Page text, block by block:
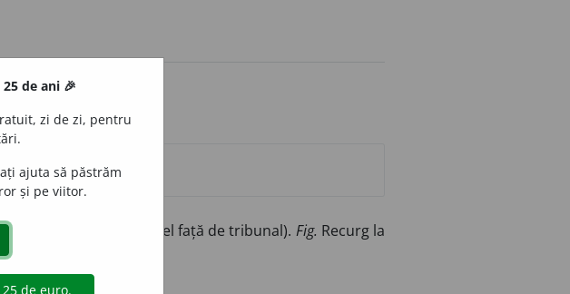
(cum e curtea de apel față de tribunal). Fig. Recurg la
de ani 🎉
zi de zi, pentru
ajuta să păstrăm
și pe viitor.